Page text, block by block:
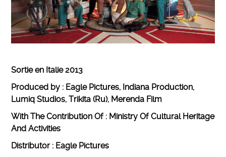
Sortie en Italie 2013
Produced by : Eagle Pictures, Indiana Production,
Lumiq Studios, Trikita (Ru), Merenda Film
With The Contribution Of : Ministry Of Cultural Heritage
And Activities
Distributor : Eagle Pictures